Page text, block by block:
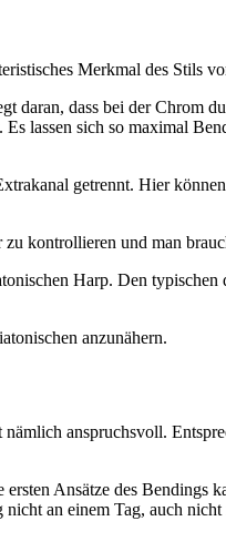
Merkmal des Stils
dass bei der Chrom
lassen sich so maximal
getrennt. Hier
kontrollieren und man
Harp. Den
anzunähern.
anspruchsvoll.
ersten Ansätze des Bendings
an einem Tag, auch